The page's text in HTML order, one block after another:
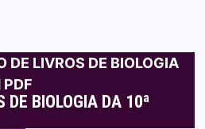
DE LIVROS DE BIOLOGIA
PDF
DE BIOLOGIA DA 10ª